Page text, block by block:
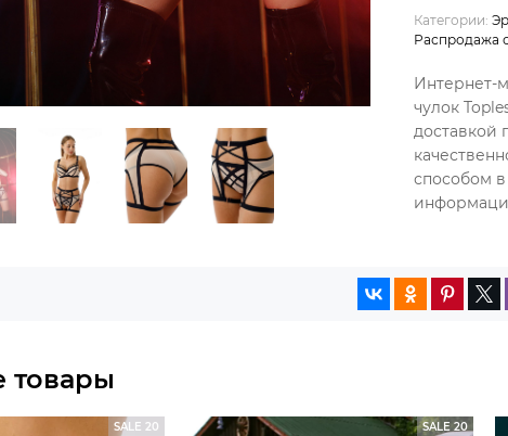
Категории:
Распродажа
Интернет-
чулок
доставкой
способом в
товары
SALE 20 SALE 20